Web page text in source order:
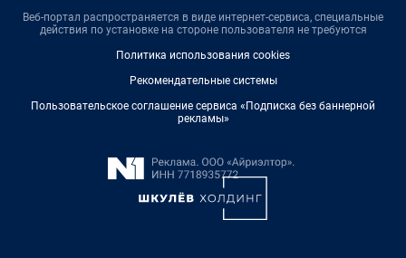
Веб-портал распространяется в виде интернет-сервиса, специальные
действия по установке на стороне пользователя не требуются
Политика использования cookies
Рекомендательные системы
Пользовательское соглашение сервиса «Подписка без баннерной
рекламы»